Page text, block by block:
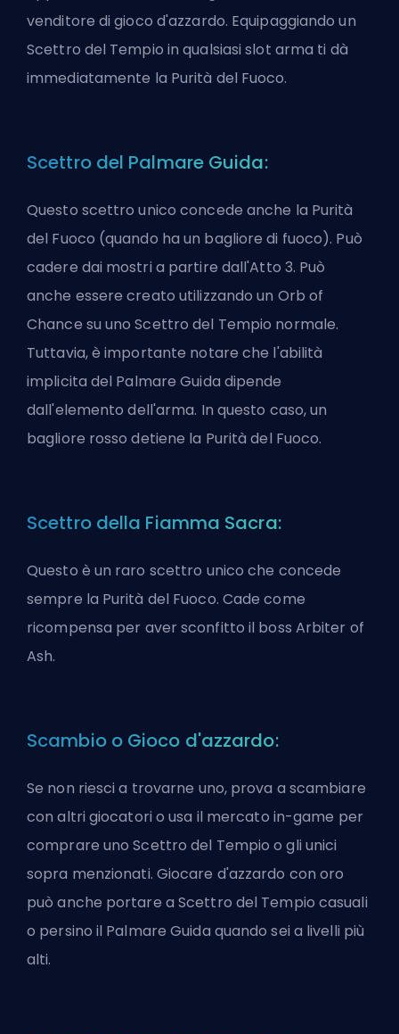
venditore di gioco d'azzardo. Equipaggiando un
Scettro del Tempio in qualsiasi slot arma ti dà
immediatamente la Purità del Fuoco.
Scettro del Palmare Guida:
Questo scettro unico concede anche la Purità
del Fuoco (quando ha un bagliore di fuoco). Può
cadere dai mostri a partire dall'Atto 3. Può
anche essere creato utilizzando un Orb of
Chance su uno Scettro del Tempio normale.
Tuttavia, è importante notare che l'abilità
implicita del Palmare Guida dipende
dall'elemento dell'arma. In questo caso, un
bagliore rosso detiene la Purità del Fuoco.
Scettro della Fiamma Sacra:
Questo è un raro scettro unico che concede
sempre la Purità del Fuoco. Cade come
ricompensa per aver sconfitto il boss Arbiter of
Ash.
Scambio o Gioco d'azzardo:
Se non riesci a trovarne uno, prova a scambiare
con altri giocatori o usa il mercato in-game per
comprare uno Scettro del Tempio o gli unici
sopra menzionati. Giocare d'azzardo con oro
può anche portare a Scettro del Tempio casuali
o persino il Palmare Guida quando sei a livelli più
alti.